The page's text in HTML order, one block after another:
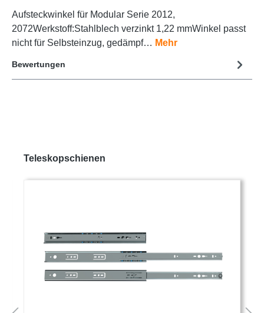
Aufsteckwinkel für Modular Serie 2012,
2072Werkstoff:Stahlblech verzinkt 1,22 mmWinkel passt
nicht für Selbsteinzug, gedämpf… Mehr
Bewertungen
Teleskopschienen